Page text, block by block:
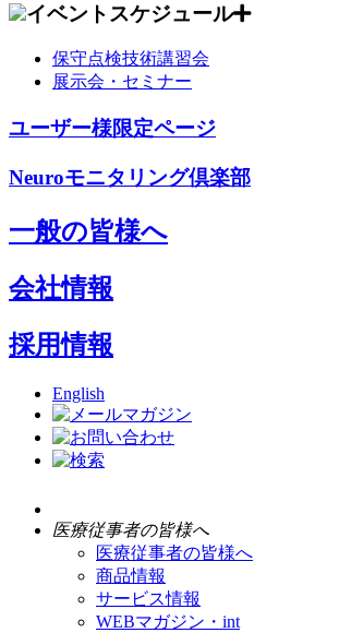
イベントスケジュール
保守点検技術講習会
展示会・セミナー
ユーザー様限定ページ
Neuroモニタリング倶楽部
一般の皆様へ
会社情報
採用情報
English
医療従事者の皆様へ
医療従事者の皆様へ
商品情報
サービス情報
WEBマガジン・int